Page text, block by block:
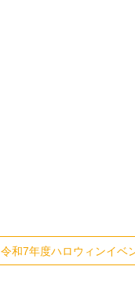
令和7年度ハロウィンイベ